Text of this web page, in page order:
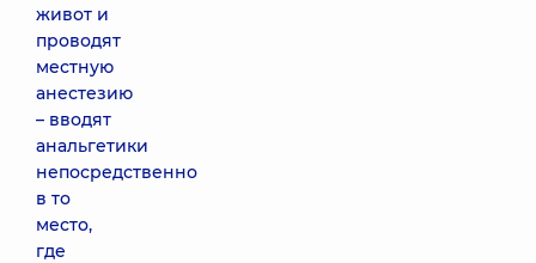
живот и
проводят
местную
анестезию
– вводят
анальгетики
непосредственно
в то
место,
где